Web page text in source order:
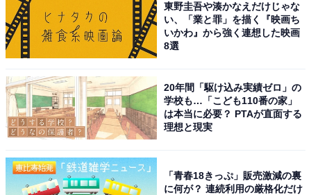
東野圭吾や湊かなえだけじゃな
い、「業と罪」を描く『映画ち
いかわ』から強く連想した映画
8選
20年間「駆け込み実績ゼロ」の
学校も…「こども110番の家」
は本当に必要？ PTAが直面する
理想と現実
「青春18きっぷ」販売激減の裏
に何が？ 連続利用の厳格化だけ